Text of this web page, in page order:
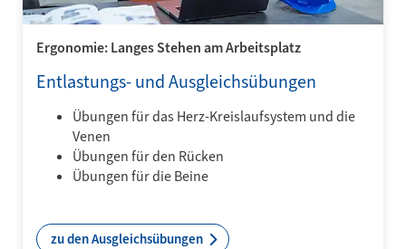
Ergonomie: Langes Stehen am Arbeitsplatz
Entlastungs- und Ausgleichsübungen
Übungen für das Herz-Kreislaufsystem und die
Venen
Übungen für den Rücken
Übungen für die Beine
zu den Ausgleichsübungen